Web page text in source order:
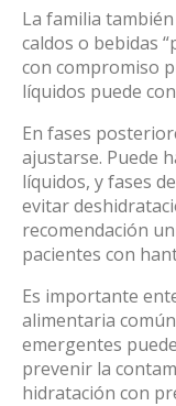
La familia
caldos o bebidas
con compromiso
líquidos puede
En fases
ajustarse. Puede
líquidos, y fases
evitar
recomendación
pacientes con
Es importante
alimentaria
emergentes
prevenir la
hidratación con